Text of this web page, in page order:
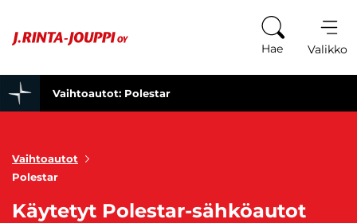
Hae Valikko
Vaihtoautot: Polestar
Vaihtoautot
Polestar
Käytetyt Polestar-sähköautot